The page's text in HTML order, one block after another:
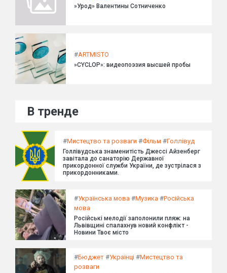
»Урод» Валентины Сотниченко
#ARTMISTO
»CYCLOP»: видеопоэзия высшей пробы
В тренде
#Мистецтво та розваги #Фільм #Голлівуд
Голлівудська знаменитість Джессі Айзенберг
завітала до санаторію Державної
прикордонної служби України, де зустрілася з
прикордонниками.
#Українська мова #Музика #Російська
мова
Російські мелодії заполонили пляж: на
Львівщині спалахнув новий конфлікт -
Новини Твоє місто
#Бюджет #Українці #Мистецтво та
розваги